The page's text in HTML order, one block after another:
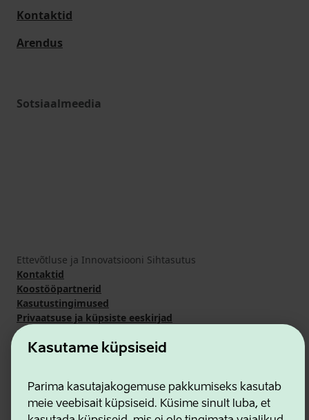
Kasutame küpsiseid
Parima kasutajakogemuse pakkumiseks kasutab
meie veebisait küpsiseid. Küsime sinult luba, et
Kontaktid
Arendus
Sotsiaalmeedia
Ettevõtluse ja Innovatsiooni Sihtasutus
Kontaktid
Koostööpartnerid
Kasutustingimused
Privaatsuse ja küpsiste eeskirjad